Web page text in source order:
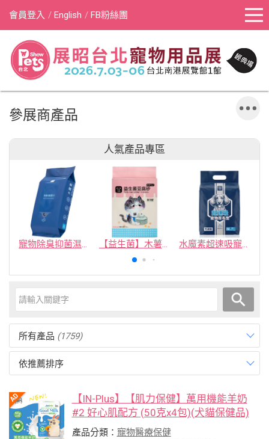
會員登入 English FB粉絲團
參展商產品
人氣產品專區
寵物除臭抑菌濕紙巾／30抽／無味【4包100】 【益生菌】木薯豆腐砂/豆腐砂 (1包最低$119起)抽貓砂機 水魔素超速吸寵物尿布墊買1送1
所有產品 (1759)
依推薦排序
【IN-Plus】【肌力保健】萬用機能羊奶
#2 好心肌配方 (50克x4包)(犬貓保健品)
產品分類： 寵物醫療保健